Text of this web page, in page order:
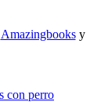
Amazingbooksy
con perro